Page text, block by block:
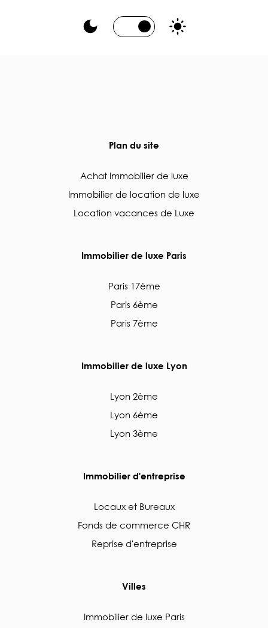
Plan du site
Achat Immobilier de luxe
Immobilier de location de luxe
Location vacances de Luxe
Immobilier de luxe Paris
Paris 17ème
Paris 6ème
Paris 7ème
Immobilier de luxe Lyon
Lyon 2ème
Lyon 6ème
Lyon 3ème
Immobilier d'entreprise
Locaux et Bureaux
Fonds de commerce CHR
Reprise d'entreprise
Villes
Immobilier de luxe Paris